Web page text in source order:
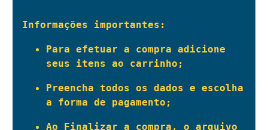
Informações importantes:
Para efetuar a compra adicione
seus itens ao carrinho;
Preencha todos os dados e escolha
a forma de pagamento;
Ao Finalizar a compra, o arquivo